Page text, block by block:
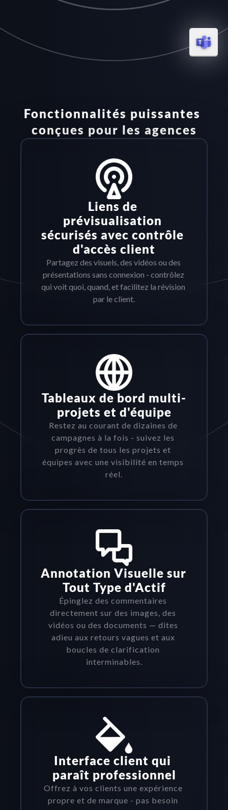
Fonctionnalités puissantes
conçues pour les agences
Liens de
prévisualisation
sécurisés avec contrôle
d'accès client
Partagez des visuels, des vidéos ou des
présentations sans connexion - contrôlez
qui voit quoi, quand, et facilitez la révision
par le client.
Tableaux de bord multi-
projets et d'équipe
Restez au courant de dizaines de
campagnes à la fois - suivez les
progrès de tous les projets et
équipes avec une visibilité en temps
réel.
Annotation Visuelle sur
Tout Type d'Actif
Épinglez des commentaires
directement sur des images, des
vidéos ou des documents — dites
adieu aux retours vagues et aux
boucles de clarification
interminables.
Interface client qui
paraît professionnel
Offrez à vos clients une expérience
propre et de marque - pas besoin